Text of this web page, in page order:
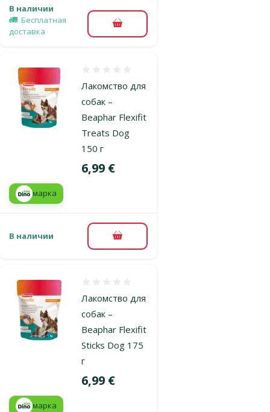
В наличии
Бесплатная
доставка
В корзину
Лакомство для
собак –
Beaphar Flexifit
Treats Dog
150 г
Цена
6,99 €
марка
В наличии В корзину
Лакомство для
собак –
Beaphar Flexifit
Sticks Dog 175
г
Цена
6,99 €
марка